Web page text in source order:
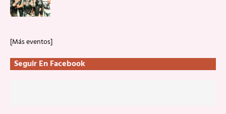
[Más eventos]
Seguir En Facebook